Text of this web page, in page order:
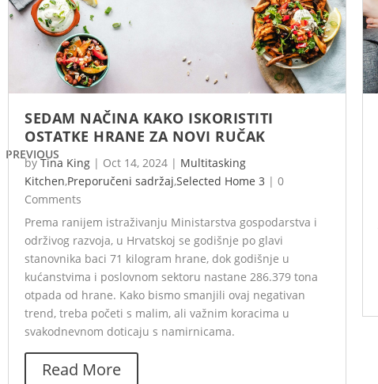
PREVIOUS
SEDAM NAČINA KAKO ISKORISTITI
OSTATKE HRANE ZA NOVI RUČAK
by Tina King | Oct 14, 2024 | Multitasking
Kitchen,Preporučeni sadržaj,Selected Home 3 | 0
Comments
Prema ranijem istraživanju Ministarstva gospodarstva i
održivog razvoja, u Hrvatskoj se godišnje po glavi
stanovnika baci 71 kilogram hrane, dok godišnje u
kućanstvima i poslovnom sektoru nastane 286.379 tona
otpada od hrane. Kako bismo smanjili ovaj negativan
trend, treba početi s malim, ali važnim koracima u
svakodnevnom doticaju s namirnicama.
Read More